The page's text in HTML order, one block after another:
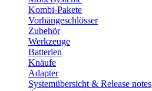
Kombi-Pakete
Vorhängeschlösser
Zubehör
Werkzeuge
Batterien
Knäufe
Adapter
Systemübersicht & Release notes